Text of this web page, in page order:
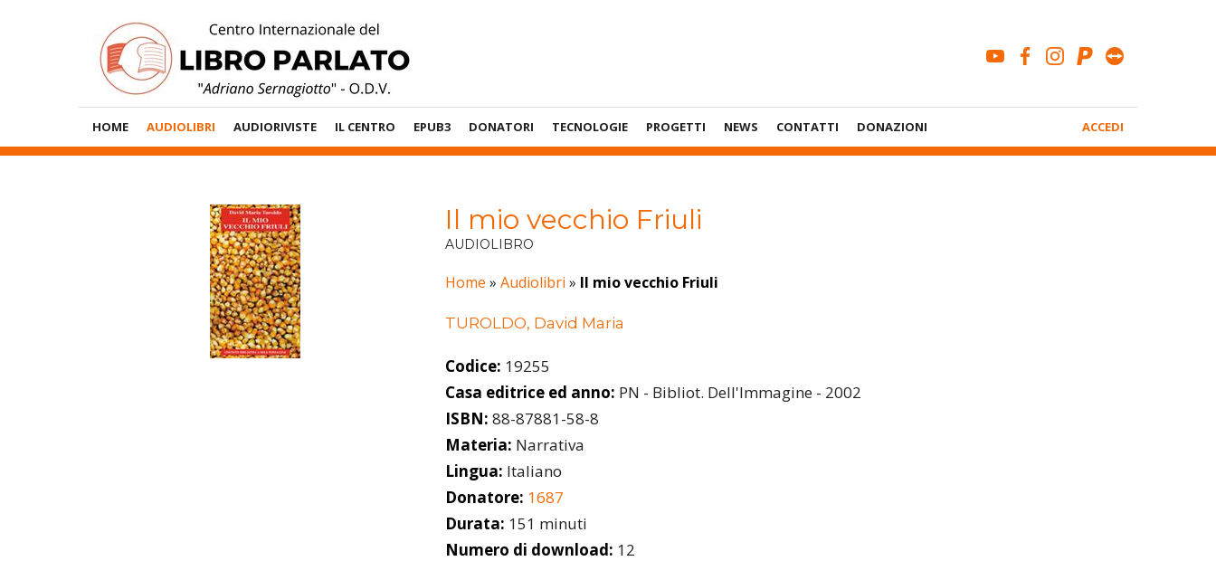
youtubefacebook
instagram
paypal
Menù
Principale
HOME AUDIOLIBRI AUDIORIVISTE IL CENTRO EPUB3 DONATORI TECNOLOGIE PROGETTI NEWS CONTATTI DONAZIONI
Account
ACCEDI
Il mio vecchio Friuli
AUDIOLIBRO
Home » Audiolibri » Il mio vecchio Friuli
TUROLDO, David Maria
Codice: 19255
Casa editrice ed anno: PN - Bibliot. Dell'Immagine - 2002
ISBN: 88-87881-58-8
Materia: Narrativa
Lingua: Italiano
Donatore: 1687
Durata: 151 minuti
Numero di download: 12